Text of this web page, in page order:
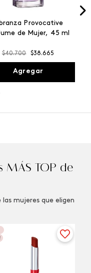
Provocative
de Mujer, 45 ml
$40.700 $38.665
Agregar
TOP de
mujeres que eligen